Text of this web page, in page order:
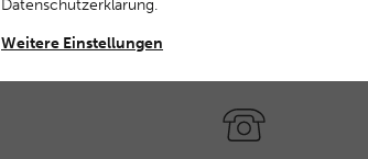
Daten­schutz­erklärung.
Weitere Einstellungen